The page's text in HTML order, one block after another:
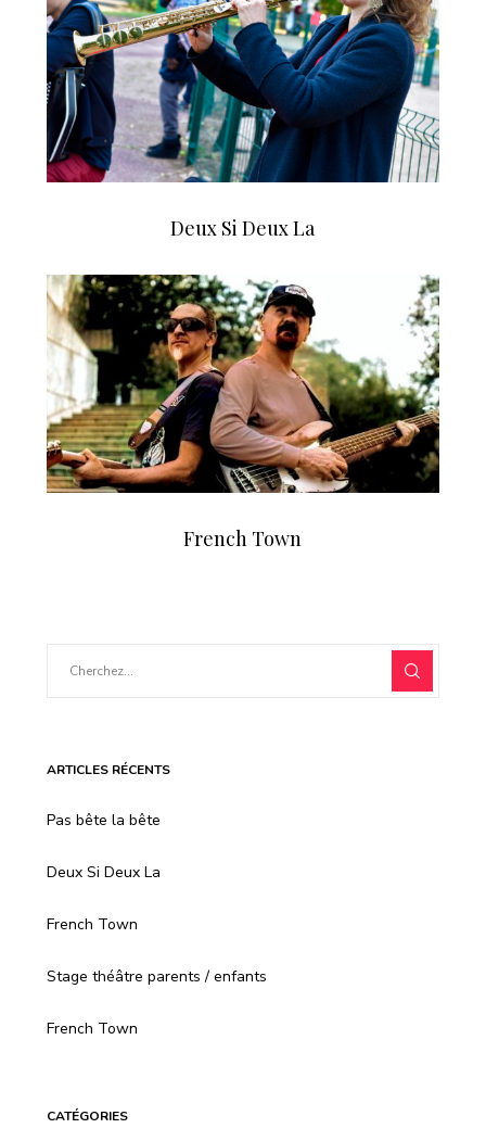
Deux Si Deux La
French Town
ARTICLES RÉCENTS
Pas bête la bête
Deux Si Deux La
French Town
Stage théâtre parents / enfants
French Town
CATÉGORIES